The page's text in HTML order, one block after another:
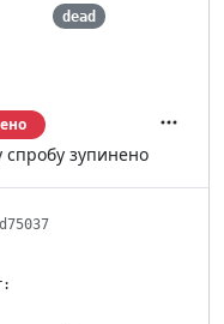
dead
спробу зупинено